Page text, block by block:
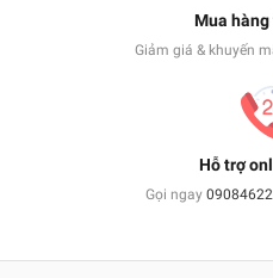
Mua
Giảm giá & khuyến
Hỗ trợ
Gọi ngay